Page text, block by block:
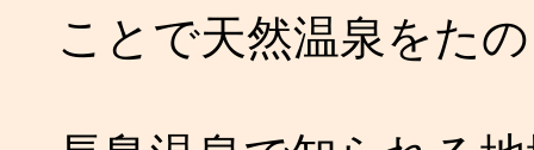
ことで天然温泉をた